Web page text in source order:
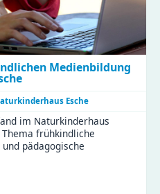
Medienbildung
Esche
im Naturkinderhaus
frühkindliche
pädagogische